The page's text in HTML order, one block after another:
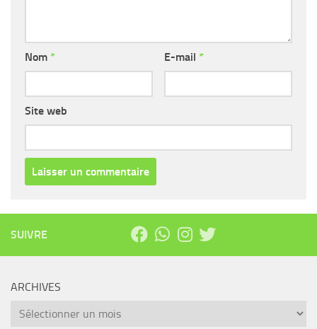
Nom * E-mail *
Site web
SUIVRE
ARCHIVES
Archives